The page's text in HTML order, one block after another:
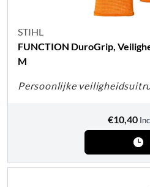
STIHL
FUNCTION DuroGrip,
M
Persoonlijke
€10,40